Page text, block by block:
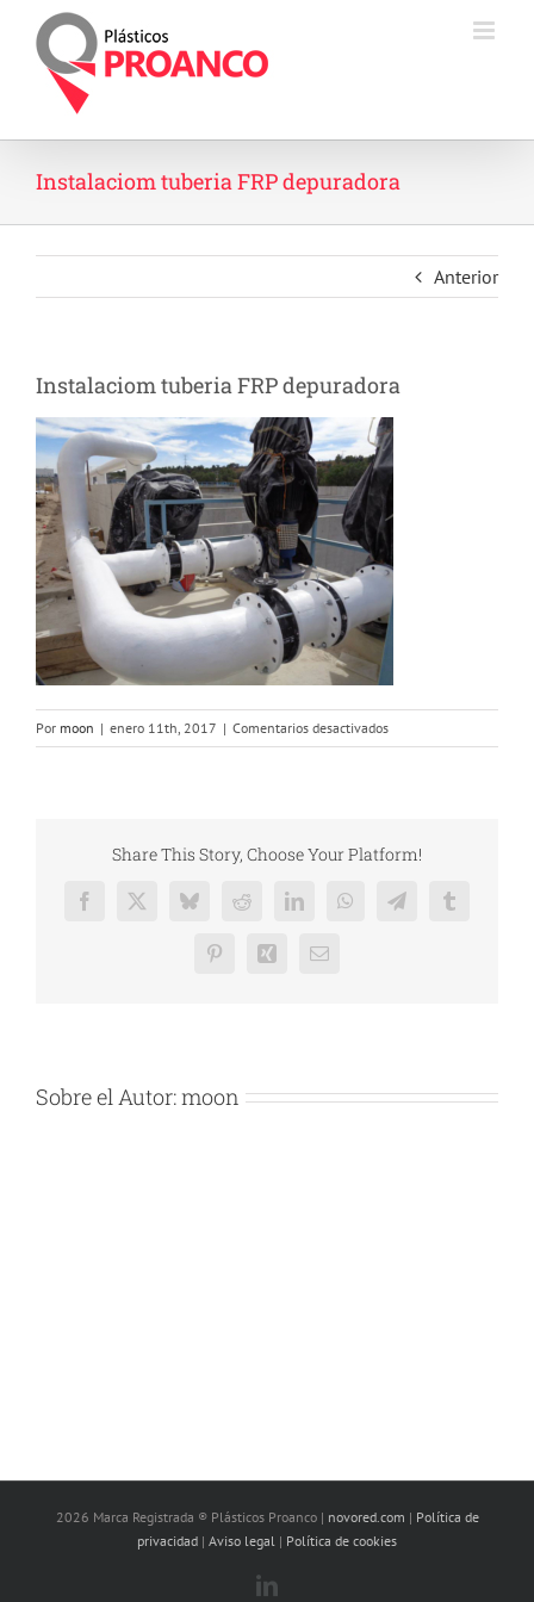
Saltar
contenido
Instalaciom tuberia FRP depuradora
Anterior
Instalaciom tuberia FRP depuradora
Por moon | enero 11th, 2017 | Comentarios desactivadosen
Instalaciom
Share This Story, Choose Your Platform!
Facebook
X BlueskyReddit LinkedInWhatsAppTelegramTumblr
PinterestXing
Correo
Sobre el Autor:moon
2026 Marca Registrada ® Plásticos Proanco | novored.com | Política de
privacidad | Aviso legal | Política de cookies
LinkedIn